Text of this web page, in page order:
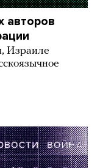
авторов
Израиле